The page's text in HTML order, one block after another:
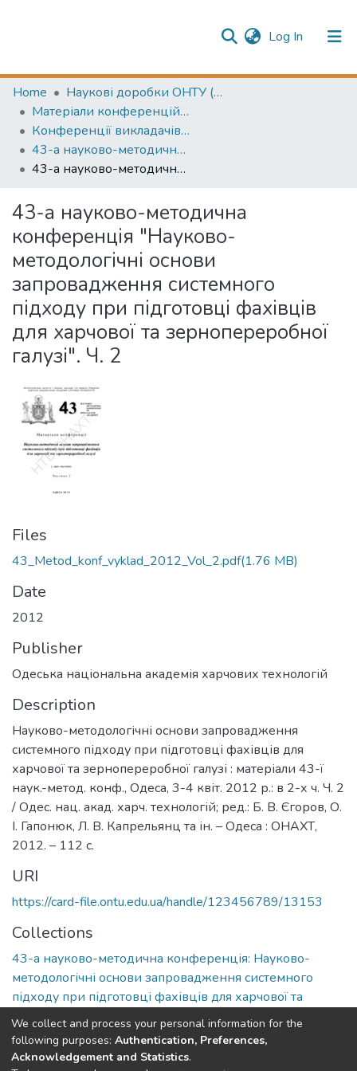
Log In (current)
Communities & Collections
All of Repository
Publication information
Home
Наукові доробки ОНТУ (ONUT scientific researches)
Матеріали конференцій (Conference materials)
Конференції викладачів (Lecturers` conferences)
43-а науково-методична конференція: Науково-методологічні основи запровадження системного підходу при підготовці фахівців для харчової та зернопереробної галузі
43-а науково-методична конференція "Науково-методологічні основи запровадження системного підходу при підготовці фахівців для харчової та зернопереробної галузі". Ч. 2
43-а науково-методична
конференція "Науково-
методологічні основи
запровадження системного
підходу при підготовці фахівців
для харчової та зернопереробної
галузі". Ч. 2
Files
43_Metod_konf_vyklad_2012_Vol_2.pdf(1.76 MB)
Date
2012
Publisher
Одеська національна академія харчових технологій
Description
Науково-методологічні основи запровадження
системного підходу при підготовці фахівців для
харчової та зернопереробної галузі : матеріали 43-ї
наук.-метод. конф., Одеса, 3-4 квіт. 2012 р.: в 2-х ч. Ч. 2
/ Одес. нац. акад. харч. технологій; ред.: Б. В. Єгоров, О.
І. Гапонюк, Л. В. Капрельянц та ін. – Одеса : ОНАХТ,
2012. – 112 с.
URI
https://card-file.ontu.edu.ua/handle/123456789/13153
Collections
43-а науково-методична конференція: Науково-
методологічні основи запровадження системного
підходу при підготовці фахівців для харчової та
зернопереробної галузі
Full item page
We collect and process your personal information for the
following purposes: Authentication, Preferences,
Acknowledgement and Statistics.